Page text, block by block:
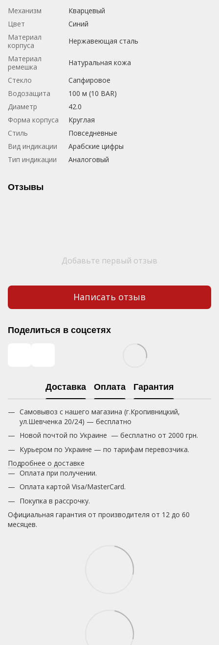
Механизм
Кварцевый
Цвет
Синий
Материал
корпуса
Нержавеющая сталь
Материал
ремешка
Натуральная кожа
Стекло
Сапфировое
Водозащита
100 м (10 BAR)
Диаметр
42.0
Форма корпуса
Круглая
Стиль
Повседневные
Вид индикации
Арабские цифры
Тип индикации
Аналоговый
Отзывы
Добавьте первый отзыв
Написать отзыв
Поделиться в соцсетях
Доставка Оплата Гарантия
Самовывоз с нашего магазина (г.Кропивницкий,
ул.Шевченка 20/24) — бесплатно
Новой почтой по Украине — бесплатно от 2000 грн.
Курьером по Украине — по тарифам перевозчика.
Подробнее о доставке
Оплата при получении.
Оплата картой Visa/MasterCard.
Покупка в рассрочку.
Официальная гарантия от производителя от 12 до 60
месяцев.